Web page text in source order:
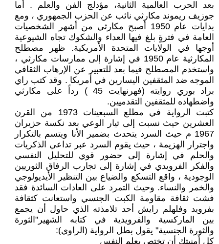
بعد الحرب العالمية الثانية، مؤدلج الفن والعلم . أما
جوزيف ريموند مكارثي نائب عن الحزب الجمهوري ، ومع
بدايات عام 1950 أصبح مكارثي من أشهر الشخصيات
العامة في فترةٍ بلغ فيها العداء والشكوك تجاه الشيوعية
أوجها في الولايات المتحدة الأمريكية. ظهر مصطلح
المكارثية عام 1950 في إشارة إلى ممارسات مكارثي ،
واستخدم المصطلح فيما بعد للتعبير عن الإرهاب الثقافي
الموجه ضد المثقفين اليسارين في أمريكا . وقد كتب راي
براد بوري روايته (فهرنهايت 45 ) رداً على مكارثي
واضطهاده للمثقفين التقدميين.
كتبت الرواية في مطلع السبعينات 1973 من القرن
العشرين حيث نسبت إلى تيار الوعي بعد نكسة حزيران
1967 م حيث السرد يتحدث بضمير الأنا ويتسم بالتكرار
واجترار الهزيمة ، حيث يقوم السرد عبر تداعي الذكريات
والحلم في إشارة إلى حضور قوي للتحليل النفسي
والفكر الفرويدي في إشارة إلى تجارب الرفاق الثوريين
الوجودية ، واقع التسكع والضياع بين التنظير الأيديولوجي
والخمر والنساء. وحيث التمرد على العادات السائدة فقد
فشت ثقافة مقاومة الكبت الجنسي واستعانت كثقافة
بفرويد وفلهلم رايش أحد تلامذته الذي حاول أن يجمع
بين الماركسية والفرويدية في كتابه الشهير"الثورة
والثورة الجنسية" يقول بطل الرواية (الراوي):
كل أمنيتك أن تختص بعلم النفس